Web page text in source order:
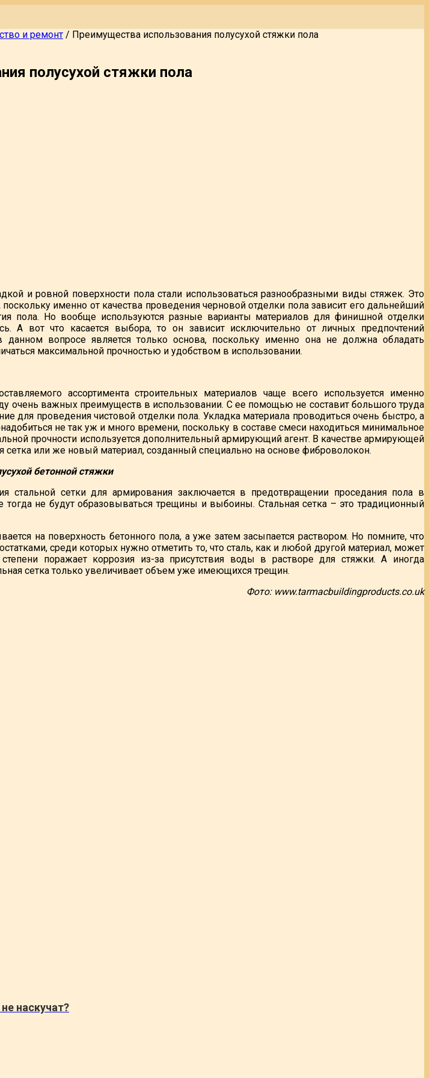
и ремонт / Преимущества использования полусухой стяжки пола
полусухой стяжки пола
и ровной поверхности пола стали использоваться разнообразными виды стяжек. Это
именно от качества проведения черновой отделки пола зависит его дальнейший
пола. Но вообще используются разные варианты материалов для финишной отделки
А вот что касается выбора, то он зависит исключительно от личных предпочтений
вопросе является только основа, поскольку именно она не должна обладать
максимальной прочностью и удобством в использовании.
ассортимента строительных материалов чаще всего используется именно
очень важных преимуществ в использовании. С ее помощью не составит большого труда
для проведения чистовой отделки пола. Укладка материала проводиться очень быстро, а
не так уж и много времени, поскольку в составе смеси находиться минимальное
прочности используется дополнительный армирующий агент. В качестве армирующей
сетка или же новый материал, созданный специально на основе фиброволокон.
бетонной стяжки
стальной сетки для армирования заключается в предотвращении проседания пола в
не будут образовываться трещины и выбоины. Стальная сетка – это традиционный
на поверхность бетонного пола, а уже затем засыпается раствором. Но помните, что
среди которых нужно отметить то, что сталь, как и любой другой материал, может
поражает коррозия из-за присутствия воды в растворе для стяжки. А иногда
сетка только увеличивает объем уже имеющихся трещин.
Фото: www.tarmacbuildingproducts.co.uk
наскучат?